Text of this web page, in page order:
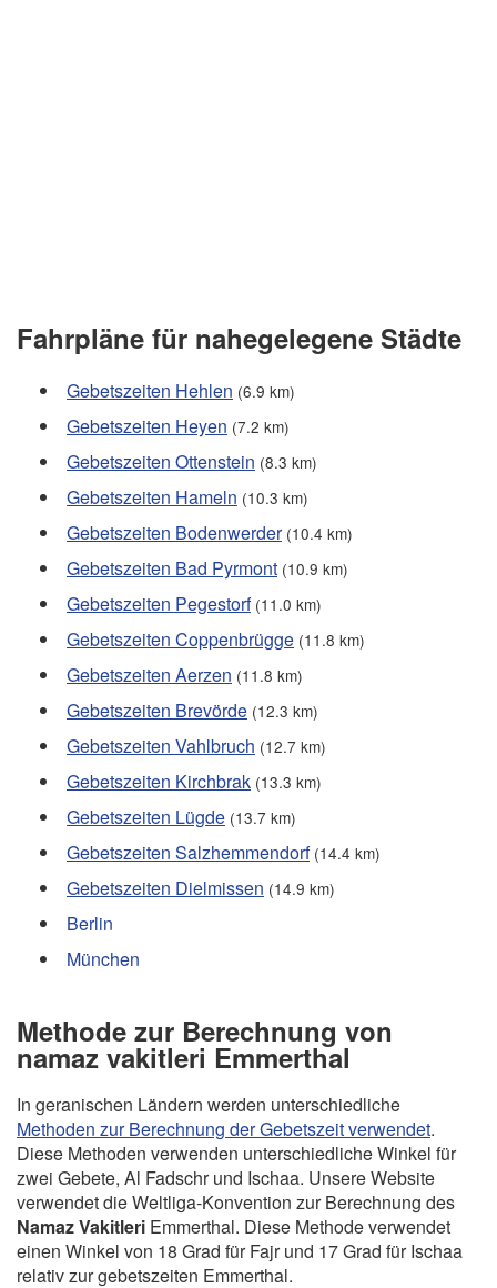
Fahrpläne für nahegelegene Städte
Gebetszeiten Hehlen (6.9 km)
Gebetszeiten Heyen (7.2 km)
Gebetszeiten Ottenstein (8.3 km)
Gebetszeiten Hameln (10.3 km)
Gebetszeiten Bodenwerder (10.4 km)
Gebetszeiten Bad Pyrmont (10.9 km)
Gebetszeiten Pegestorf (11.0 km)
Gebetszeiten Coppenbrügge (11.8 km)
Gebetszeiten Aerzen (11.8 km)
Gebetszeiten Brevörde (12.3 km)
Gebetszeiten Vahlbruch (12.7 km)
Gebetszeiten Kirchbrak (13.3 km)
Gebetszeiten Lügde (13.7 km)
Gebetszeiten Salzhemmendorf (14.4 km)
Gebetszeiten Dielmissen (14.9 km)
Berlin
München
Methode zur Berechnung von
namaz vakitleri Emmerthal
In geranischen Ländern werden unterschiedliche
Methoden zur Berechnung der Gebetszeit verwendet.
Diese Methoden verwenden unterschiedliche Winkel für
zwei Gebete, Al Fadschr und Ischaa. Unsere Website
verwendet die Weltliga-Konvention zur Berechnung des
Namaz Vakitleri Emmerthal. Diese Methode verwendet
einen Winkel von 18 Grad für Fajr und 17 Grad für Ischaa
relativ zur gebetszeiten Emmerthal.